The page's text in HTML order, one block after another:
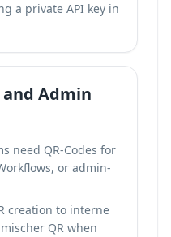
a private API key in
Admin
need QR-Codes for
or admin-
creation to interne
QR when